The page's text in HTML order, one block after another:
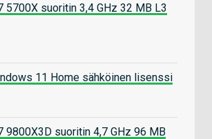
5700X suoritin 3,4 GHz 32 MB L3
11 Home sähköinen lisenssi
9800X3D suoritin 4,7 GHz 96 MB